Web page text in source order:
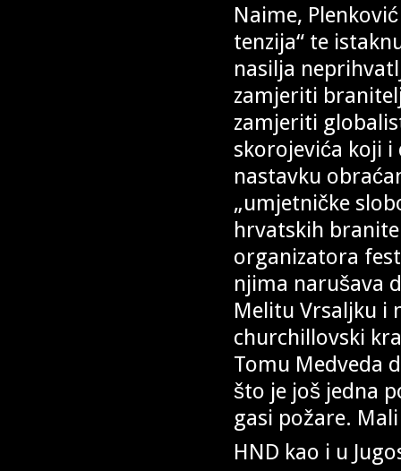
Naime,
tenzija“ te
nasilja
zamjeriti
zamjeriti
skorojevića koji
nastavku
„umjetničke
hrvatskih
organizatora
njima narušava
Melitu Vrsaljku i
churchillovski
Tomu Medveda
što je još jedna
gasi požare.
HND kao i u